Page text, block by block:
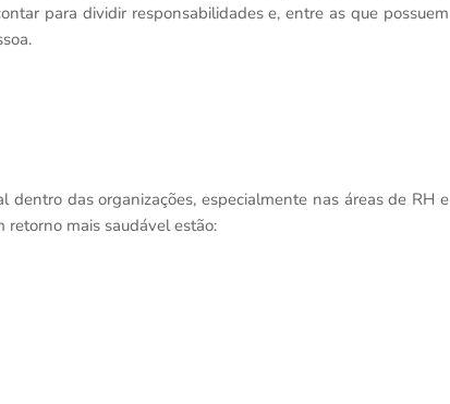
para dividir responsabilidades e, entre as que possuem
dentro das organizações, especialmente nas áreas de RH e
retorno mais saudável estão: